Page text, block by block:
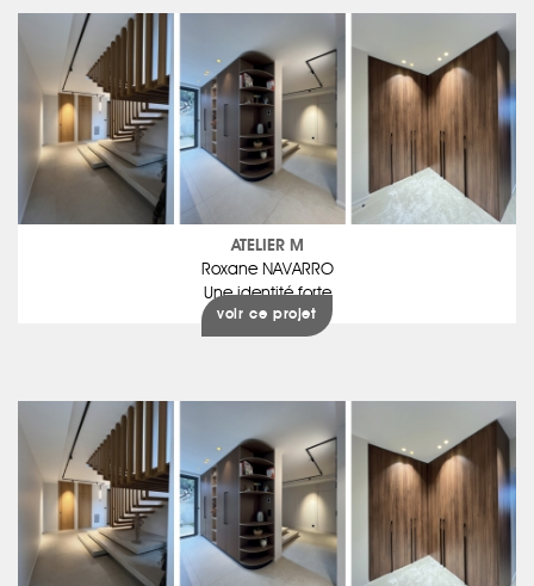
ATELIER M
Roxane NAVARRO
Une identité forte
voir ce projet